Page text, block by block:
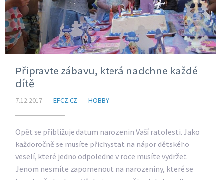
Připravte zábavu, která nadchne každé
dítě
7.12.2017 EFCZ.CZ HOBBY
Opět se přibližuje datum narozenin Vaší ratolesti. Jako
každoročně se musíte přichystat na nápor dětského
veselí, které jedno odpoledne v roce musíte vydržet.
Jenom nesmíte zapomenout na narozeniny, které se